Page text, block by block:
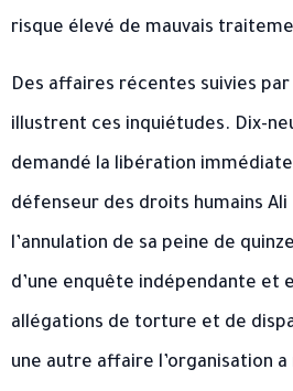
risque élevé de mauvais
Des affaires récentes suivies par
illustrent ces inquiétudes. Dix-
demandé la libération
défenseur des droits humains Ali
l’annulation de sa peine de
d’une enquête indépendante et
allégations de torture et de
une autre affaire l’organisation